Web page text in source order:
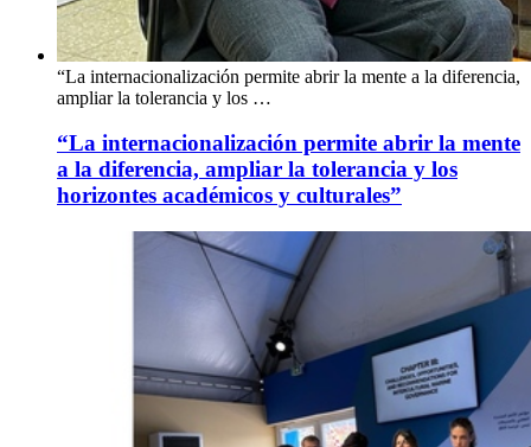
“La internacionalización permite abrir la mente a la diferencia,
ampliar la tolerancia y los …
“La internacionalización permite abrir la mente
a la diferencia, ampliar la tolerancia y los
horizontes académicos y culturales”